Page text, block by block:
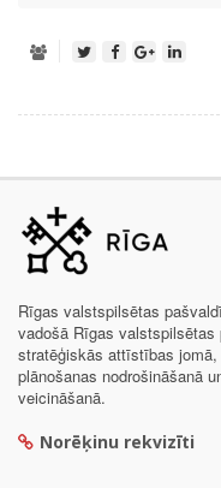
Rīgas valstspilsētas
vadošā Rīgas
stratēģiskās attīstības
plānošanas nodrošināšanā
veicināšanā.
Norēķinu rekvizīti